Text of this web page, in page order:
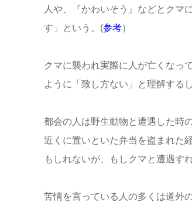
人や、『かわいそう』などとクマ
す」という。(参考）
クマに襲われ実際に人が亡くなっ
ように「致し方ない」と理解する
都会の人は野生動物と遭遇した時
近くに置いといた弁当を盗まれた
もしれないが、もしクマと遭遇す
苦情を言っている人の多くは道外